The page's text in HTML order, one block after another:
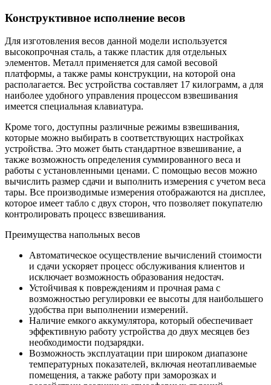
Конструктивное исполнение весов
Для изготовления весов данной модели используется
высокопрочная сталь, а также пластик для отдельных
элементов. Металл применяется для самой весовой
платформы, а также рамы конструкции, на которой она
располагается. Вес устройства составляет 17 килограмм, а для
наиболее удобного управления процессом взвешивания
имеется специальная клавиатура.
Кроме того, доступны различные режимы взвешивания,
которые можно выбирать в соответствующих настройках
устройства. Это может быть стандартное взвешивание, а
также возможность определения суммированного веса и
работы с установленными ценами. С помощью весов можно
вычислить размер сдачи и выполнить измерения с учетом веса
тары. Все производимые измерения отображаются на дисплее,
которое имеет табло с двух сторон, что позволяет покупателю
контролировать процесс взвешивания.
Преимущества напольных весов
Автоматическое осуществление вычислений стоимости
и сдачи ускоряет процесс обслуживания клиентов и
исключает возможность образования недостач.
Устойчивая к повреждениям и прочная рама с
возможностью регулировки ее высоты для наибольшего
удобства при выполнении измерений.
Наличие емкого аккумулятора, который обеспечивает
эффективную работу устройства до двух месяцев без
необходимости подзарядки.
Возможность эксплуатации при широком диапазоне
температурных показателей, включая неотапливаемые
помещения, а также работу при заморозках и